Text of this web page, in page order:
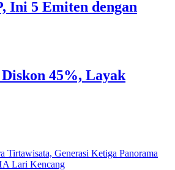
Ini 5 Emiten dengan
45%, Layak